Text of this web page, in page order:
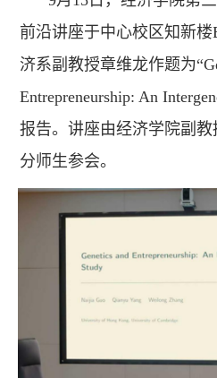
前沿讲座于中心校区知新
济系副教授章维龙作题为
Entrepreneurship: An
报告。讲座由经济学院副
分师生参会。